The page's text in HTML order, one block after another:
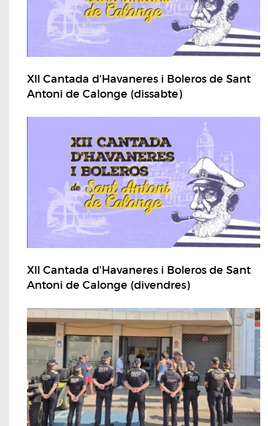
XII Cantada d'Havaneres i Boleros de Sant
Antoni de Calonge (dissabte)
XII Cantada d'Havaneres i Boleros de Sant
Antoni de Calonge (divendres)